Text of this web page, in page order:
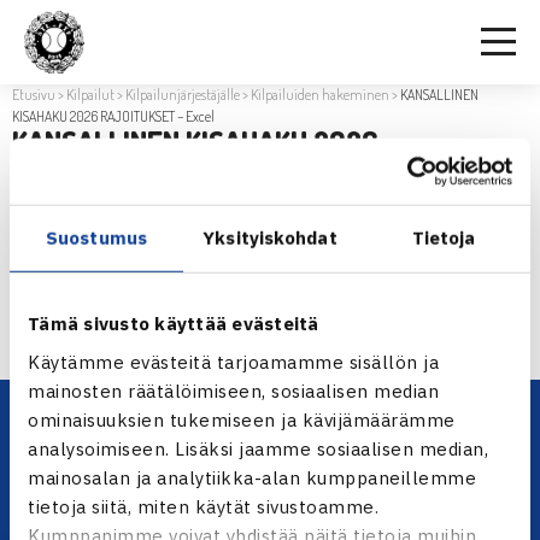
Suostumus Yksityiskohdat Tietoja
Tämä sivusto käyttää evästeitä
Käytämme evästeitä tarjoamamme sisällön ja
mainosten räätälöimiseen, sosiaalisen median
ominaisuuksien tukemiseen ja kävijämäärämme
analysoimiseen. Lisäksi jaamme sosiaalisen median,
mainosalan ja analytiikka-alan kumppaneillemme
tietoja siitä, miten käytät sivustoamme.
Kumppanimme voivat yhdistää näitä tietoja muihin
Etusivu > Kilpailut> Kilpailunjärjestäjälle> Kilpailuiden hakeminen > KANSALLINEN
KISAHAKU 2026 RAJOITUKSET – Excel
KANSALLINEN KISAHAKU 2026
KANSALLINEN KISAHAKU 2026 RAJOITUKSET - Excel